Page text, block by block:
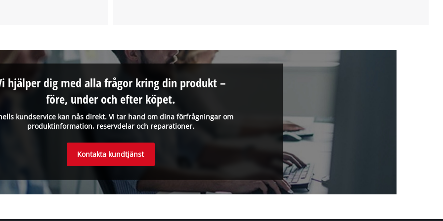
kundservice kan nås direkt. Vi tar hand om dina förfrågningar om
produktinformation, reservdelar och reparationer.
hjälper dig med alla frågor kring din produkt –
före, under och efter köpet.
Kontakta kundtjänst